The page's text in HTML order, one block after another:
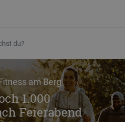
am Berg
1.000
Feierabend